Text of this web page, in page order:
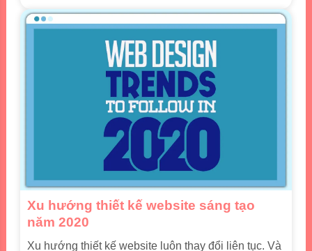
Xu hướng thiết kế website sáng tạo
năm 2020
Xu hướng thiết kế website luôn thay đổi liên tục. Và